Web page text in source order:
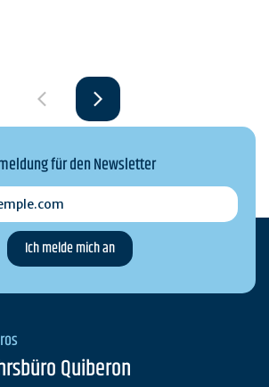
für den Newsletter
Quiberon